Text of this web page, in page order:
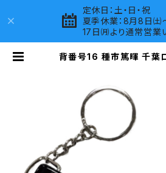
定休日：土・日・祝
夏季休業：8月8日㈯
17日㈪より通常営業
背番号16 種市篤暉 千葉